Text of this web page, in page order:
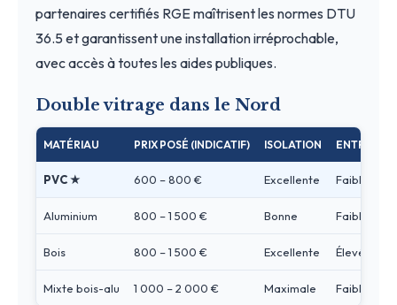
partenaires certifiés RGE maîtrisent les normes DTU
36.5 et garantissent une installation irréprochable,
avec accès à toutes les aides publiques.
Double vitrage dans le Nord
MATÉRIAU PRIX POSÉ (INDICATIF) ISOLATION ENTRETIEN
PVC ★ 600 – 800 € Excellente Faible
Aluminium 800 – 1 500 € Bonne Faible
Bois 800 – 1 500 € Excellente Élevé
Mixte bois-alu 1 000 – 2 000 € Maximale Faible